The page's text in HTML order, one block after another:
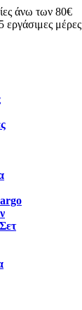
άνω των 80€
μέρες